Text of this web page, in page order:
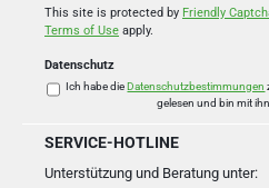
*
This site is protected by Friendly
Terms of Use apply.
Datenschutz
Ich habe dieDatenschutzbestimmungen
gelesen und bin mit
SERVICE-HOTLINE
Unterstützung und Beratung unter: